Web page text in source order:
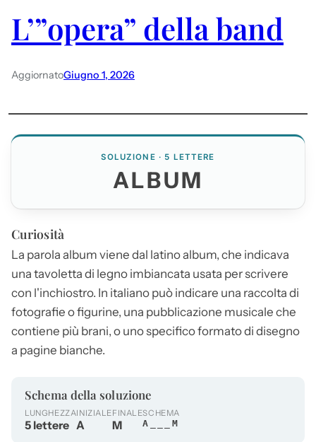
L’”opera” della band
AggiornatoGiugno 1, 2026
SOLUZIONE · 5 LETTERE
ALBUM
Curiosità
La parola album viene dal latinoalbum, che indicava
una tavoletta di legno imbiancata usata per scrivere
con l'inchiostro. In italiano può indicare una raccolta di
fotografie o figurine, una pubblicazione musicale che
contiene più brani, o uno specifico formato di disegno
a pagine bianche.
Schema della soluzione
LUNGHEZZA
5 lettere
INIZIALE
A
FINALE
M
SCHEMA
A___M